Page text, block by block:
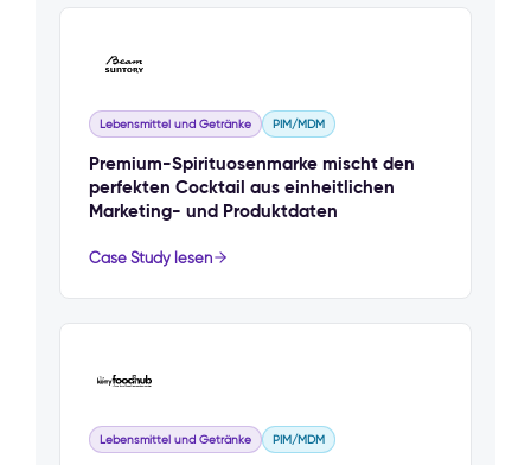
Lebensmittel und Getränke PIM/MDM
Premium-Spirituosenmarke mischt den
perfekten Cocktail aus einheitlichen
Marketing- und Produktdaten
Case Study lesen
Lebensmittel und Getränke PIM/MDM